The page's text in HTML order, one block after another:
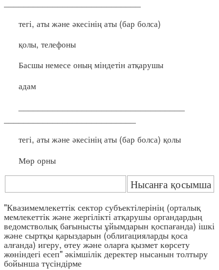
тегі, аты және әкесінің аты (бар болса)
қолы, телефоны
Басшы немесе оның міндетін атқарушы
адам
тегі, аты және әкесінің аты (бар болса) қолы
Мөр орны
Нысанға қосымша
"Квазимемлекеттік сектор субъектілерінің (орталық
мемлекеттік және жергілікті атқарушы органдардың
ведомстволық бағынысты ұйымдарын қоспағанда) ішкі
және сыртқы қарыздарын (облигацияларды қоса
алғанда) игеру, өтеу және оларға қызмет көрсету
жөніндегі есеп" әкімшілік деректер нысанын толтыру
бойынша түсіндірме